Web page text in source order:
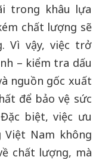
trong khâu lựa
chất lượng sẽ
Vì vậy, việc trở
– kiểm tra dấu
nguồn gốc xuất
để bảo vệ sức
biệt, việc ưu
Nam không
chất lượng, mà